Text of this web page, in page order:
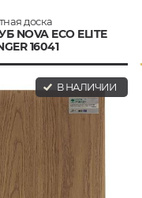
доска
NOVA ECO ELITE
16041
В НАЛИЧИИ